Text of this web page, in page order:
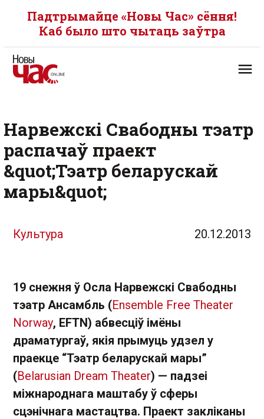
Падтрымайце «Новы Час» сёння!
Каб было што чытаць заўтра
Нарвежскі Свабодны тэатр
распачаў праект
&quot;Тэатр беларускай
мары&quot;
Культура 20.12.2013
19 снежня ў Осла Нарвежскі Свабодны
тэатр Ансамбль (Ensemble Free Theater
Norway, EFTN) абвесціў імёны
драматургаў, якія прымуць удзел у
праекце “Тэатр беларускай мары”
(Belarusian Dream Theater) — падзеі
міжнароднага маштабу ў сферы
сцэнічнага мастацтва. Праект закліканы